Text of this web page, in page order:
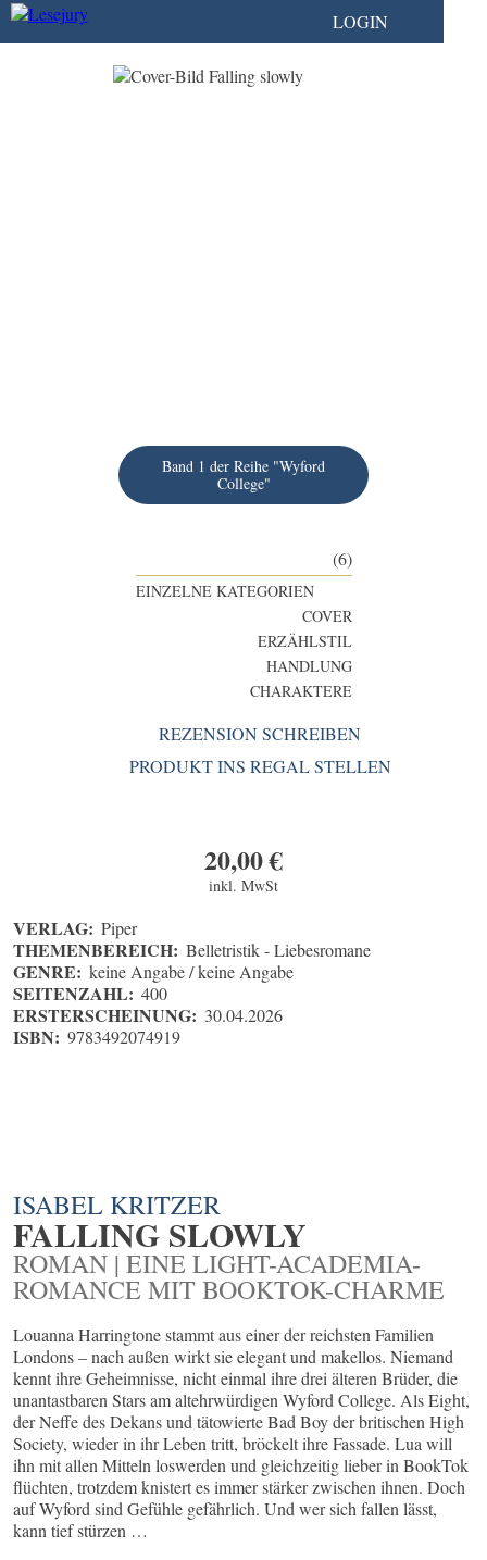
LOGIN
Band 1 der Reihe "Wyford
College"
(6)
EINZELNE KATEGORIEN
COVER
ERZÄHLSTIL
HANDLUNG
CHARAKTERE
REZENSION SCHREIBEN
PRODUKT INS REGAL STELLEN
20,00€
inkl. MwSt
VERLAG: Piper
THEMENBEREICH: Belletristik - Liebesromane
GENRE: keine Angabe / keine Angabe
SEITENZAHL: 400
ERSTERSCHEINUNG: 30.04.2026
ISBN: 9783492074919
ISABEL KRITZER
FALLING SLOWLY
ROMAN | EINE LIGHT-ACADEMIA-
ROMANCE MIT BOOKTOK-CHARME
Louanna Harringtone stammt aus einer der reichsten Familien
Londons – nach außen wirkt sie elegant und makellos. Niemand
kennt ihre Geheimnisse, nicht einmal ihre drei älteren Brüder, die
unantastbaren Stars am altehrwürdigen Wyford College. Als Eight,
der Neffe des Dekans und tätowierte Bad Boy der britischen High
Society, wieder in ihr Leben tritt, bröckelt ihre Fassade. Lua will
ihn mit allen Mitteln loswerden und gleichzeitig lieber in BookTok
flüchten, trotzdem knistert es immer stärker zwischen ihnen. Doch
auf Wyford sind Gefühle gefährlich. Und wer sich fallen lässt,
kann tief stürzen …